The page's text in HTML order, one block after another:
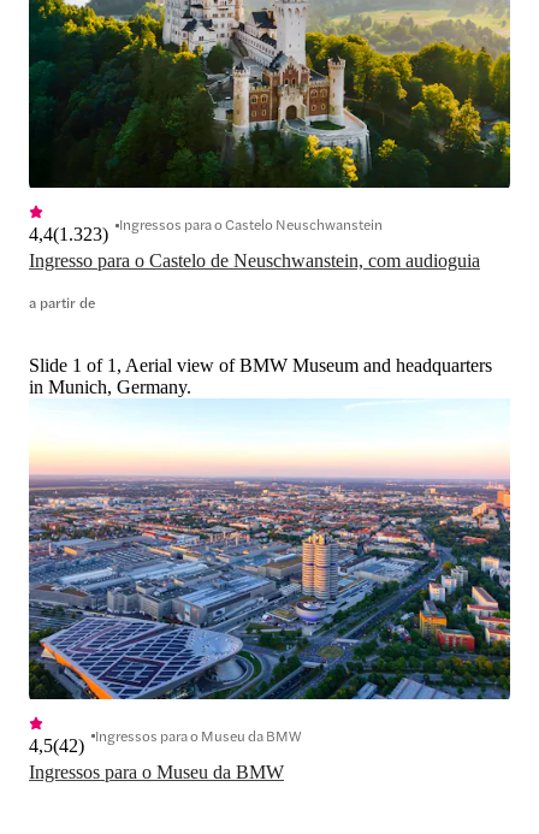
Ingresso para o Castelo de Neuschwanstein, com audioguia
4,4(1.323) Ingressos para o Castelo Neuschwanstein
a partir de
Slide 1 of 1, Aerial view of BMW Museum and headquarters
in Munich, Germany.
Ingressos para o Museu da BMW
4,5(42) Ingressos para o Museu da BMW